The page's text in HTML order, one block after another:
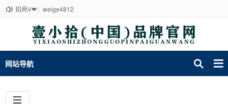
招商V❤：weige4812
网站导航